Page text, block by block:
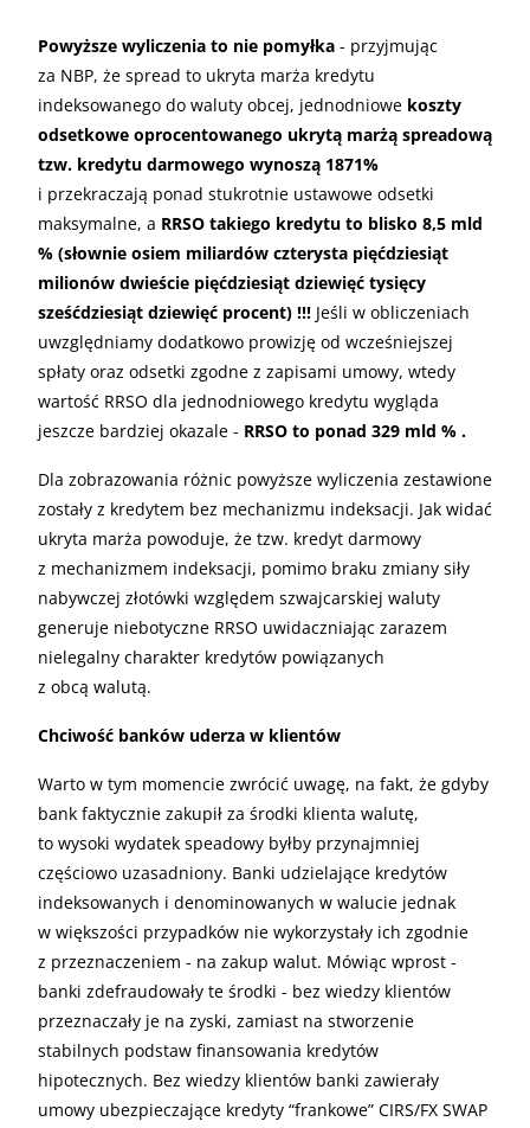
Powyższe wyliczenia to nie pomyłka - przyjmując
za NBP, że spread to ukryta marża kredytu
indeksowanego do waluty obcej, jednodniowe koszty
odsetkowe oprocentowanego ukrytą marżą spreadową
tzw. kredytu darmowego wynoszą 1871%
i przekraczają ponad stukrotnie ustawowe odsetki
maksymalne, a RRSO takiego kredytu to blisko 8,5 mld
% (słownie osiem miliardów czterysta pięćdziesiąt
milionów dwieście pięćdziesiąt dziewięć tysięcy
sześćdziesiąt dziewięć procent) !!! Jeśli w obliczeniach
uwzględniamy dodatkowo prowizję od wcześniejszej
spłaty oraz odsetki zgodne z zapisami umowy, wtedy
wartość RRSO dla jednodniowego kredytu wygląda
jeszcze bardziej okazale - RRSO to ponad 329 mld % .
Dla zobrazowania różnic powyższe wyliczenia zestawione
zostały z kredytem bez mechanizmu indeksacji. Jak widać
ukryta marża powoduje, że tzw. kredyt darmowy
z mechanizmem indeksacji, pomimo braku zmiany siły
nabywczej złotówki względem szwajcarskiej waluty
generuje niebotyczne RRSO uwidaczniając zarazem
nielegalny charakter kredytów powiązanych
z obcą walutą.
Chciwość banków uderza w klientów
Warto w tym momencie zwrócić uwagę, na fakt, że gdyby
bank faktycznie zakupił za środki klienta walutę,
to wysoki wydatek speadowy byłby przynajmniej
częściowo uzasadniony. Banki udzielające kredytów
indeksowanych i denominowanych w walucie jednak
w większości przypadków nie wykorzystały ich zgodnie
z przeznaczeniem - na zakup walut. Mówiąc wprost -
banki zdefraudowały te środki - bez wiedzy klientów
przeznaczały je na zyski, zamiast na stworzenie
stabilnych podstaw finansowania kredytów
hipotecznych. Bez wiedzy klientów banki zawierały
umowy ubezpieczające kredyty “frankowe” CIRS/FX SWAP